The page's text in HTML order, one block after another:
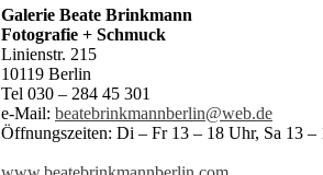
Galerie Beate Brinkmann
Fotografie + Schmuck
Linienstr. 215
10119 Berlin
Tel 030 – 284 45 301
e-Mail: beatebrinkmannberlin@web.de
Öffnungszeiten: Di – Fr 13 – 18 Uhr, Sa 13 –